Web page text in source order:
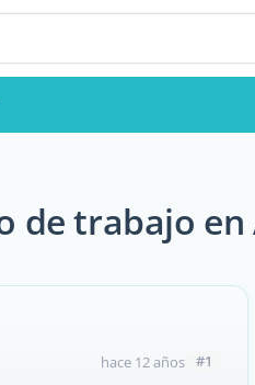
de trabajo en
hace 12 años #1